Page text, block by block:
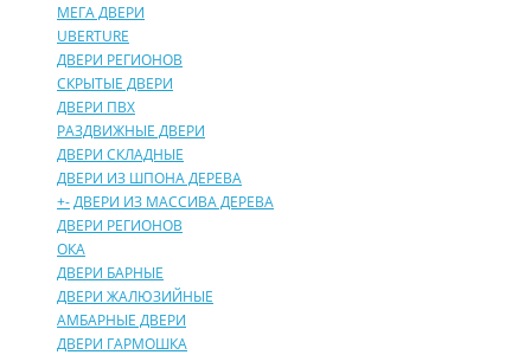
МЕГА ДВЕРИ
UBERTURE
ДВЕРИ РЕГИОНОВ
СКРЫТЫЕ ДВЕРИ
ДВЕРИ ПВХ
РАЗДВИЖНЫЕ ДВЕРИ
ДВЕРИ СКЛАДНЫЕ
ДВЕРИ ИЗ ШПОНА ДЕРЕВА
+-ДВЕРИ ИЗ МАССИВА ДЕРЕВА
ДВЕРИ РЕГИОНОВ
ОКА
ДВЕРИ БАРНЫЕ
ДВЕРИ ЖАЛЮЗИЙНЫЕ
АМБАРНЫЕ ДВЕРИ
ДВЕРИ ГАРМОШКА